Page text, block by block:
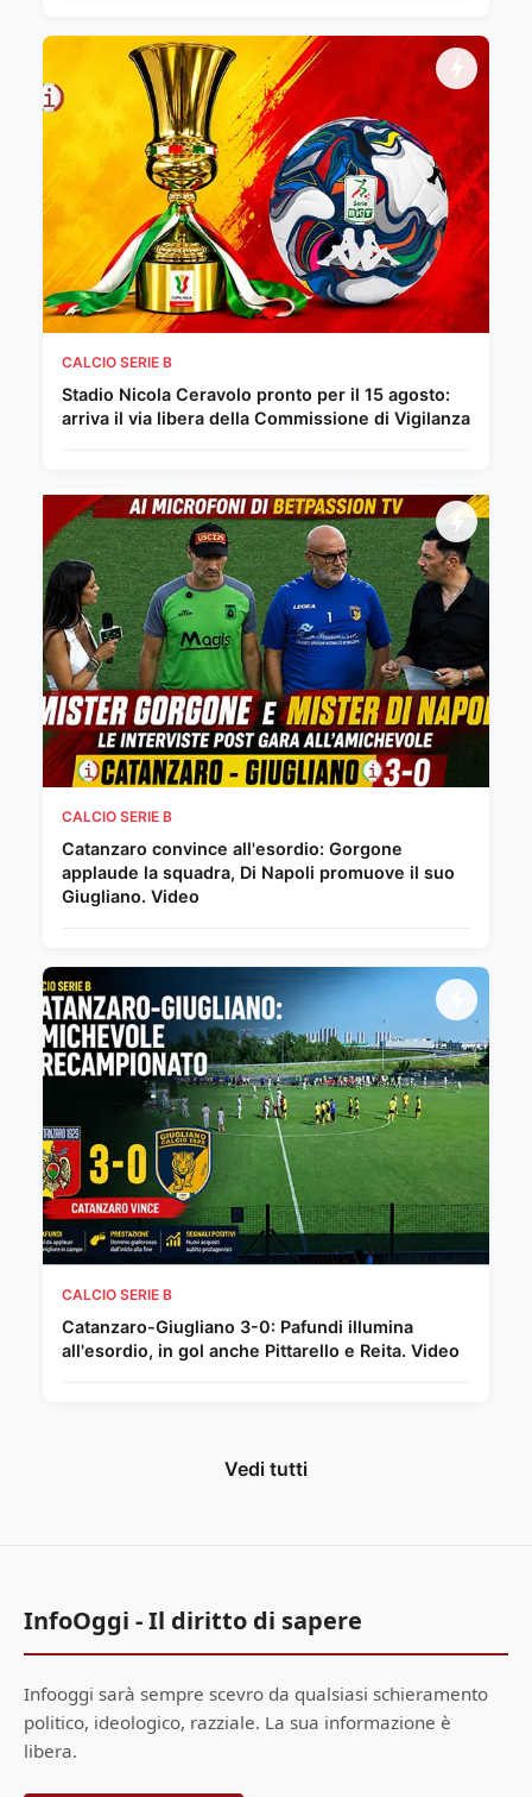
CALCIO SERIE B
Stadio Nicola Ceravolo pronto per il 15 agosto:
arriva il via libera della Commissione di Vigilanza
CALCIO SERIE B
Catanzaro convince all'esordio: Gorgone
applaude la squadra, Di Napoli promuove il suo
Giugliano. Video
CALCIO SERIE B
Catanzaro-Giugliano 3-0: Pafundi illumina
all'esordio, in gol anche Pittarello e Reita. Video
Vedi tutti
InfoOggi - Il diritto di sapere
Infooggi sarà sempre scevro da qualsiasi schieramento
politico, ideologico, razziale. La sua informazione è
libera.